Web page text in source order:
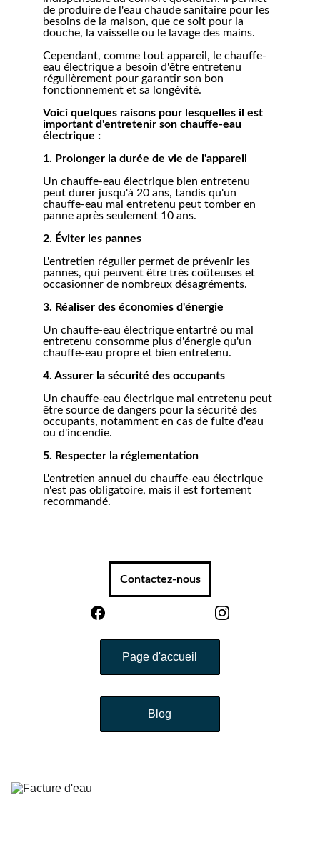
de produire de l'eau chaude sanitaire pour les
besoins de la maison, que ce soit pour la
douche, la vaisselle ou le lavage des mains.
Cependant, comme tout appareil, le chauffe-
eau électrique a besoin d'être entretenu
régulièrement pour garantir son bon
fonctionnement et sa longévité.
Voici quelques raisons pour lesquelles il est
important d'entretenir son chauffe-eau
électrique :
1. Prolonger la durée de vie de l'appareil
Un chauffe-eau électrique bien entretenu
peut durer jusqu'à 20 ans, tandis qu'un
chauffe-eau mal entretenu peut tomber en
panne après seulement 10 ans.
2. Éviter les pannes
L'entretien régulier permet de prévenir les
pannes, qui peuvent être très coûteuses et
occasionner de nombreux désagréments.
3. Réaliser des économies d'énergie
Un chauffe-eau électrique entartré ou mal
entretenu consomme plus d'énergie qu'un
chauffe-eau propre et bien entretenu.
4. Assurer la sécurité des occupants
Un chauffe-eau électrique mal entretenu peut
être source de dangers pour la sécurité des
occupants, notamment en cas de fuite d'eau
ou d'incendie.
5. Respecter la réglementation
L'entretien annuel du chauffe-eau électrique
n'est pas obligatoire, mais il est fortement
recommandé.
Contactez-nous
Page d'accueil
Blog